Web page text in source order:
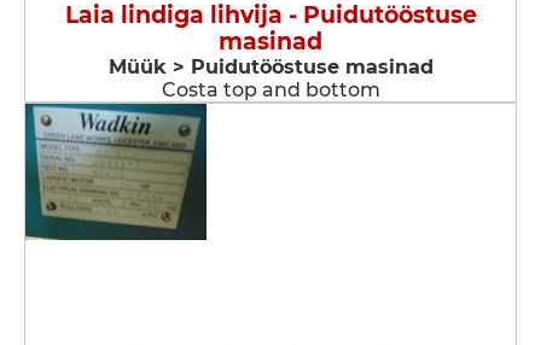
Laia lindiga lihvija - Puidutööstuse
masinad
Müük > Puidutööstuse masinad
Costa top and bottom